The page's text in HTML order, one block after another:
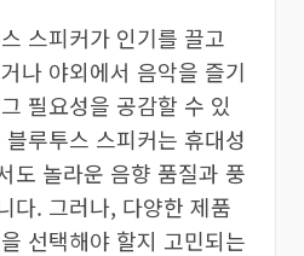
스피커가 인기를 끌고
나 야외에서 음악을 즐기
필요성을 공감할 수 있
루투스 스피커는 휴대성
도 놀라운 음향 품질과 풍
다. 그러나, 다양한 제품
선택해야 할지 고민되는